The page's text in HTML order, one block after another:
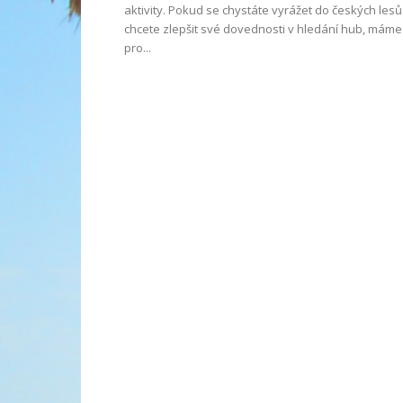
aktivity. Pokud se chystáte vyrážet do českých
chcete zlepšit své dovednosti v hledání hub, máme
pro...